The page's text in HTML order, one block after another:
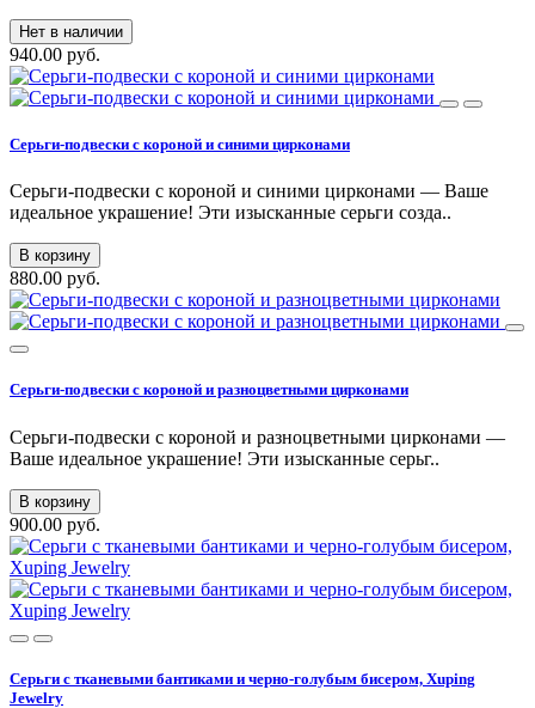
Нет в наличии
940.00 руб.
Серьги-подвески с короной и синими цирконами
Серьги-подвески с короной и синими цирконами — Ваше
идеальное украшение! Эти изысканные серьги созда..
В корзину
880.00 руб.
Серьги-подвески с короной и разноцветными цирконами
Серьги-подвески с короной и разноцветными цирконами —
Ваше идеальное украшение! Эти изысканные серьг..
В корзину
900.00 руб.
Серьги с тканевыми бантиками и черно-голубым бисером, Xuping
Jewelry